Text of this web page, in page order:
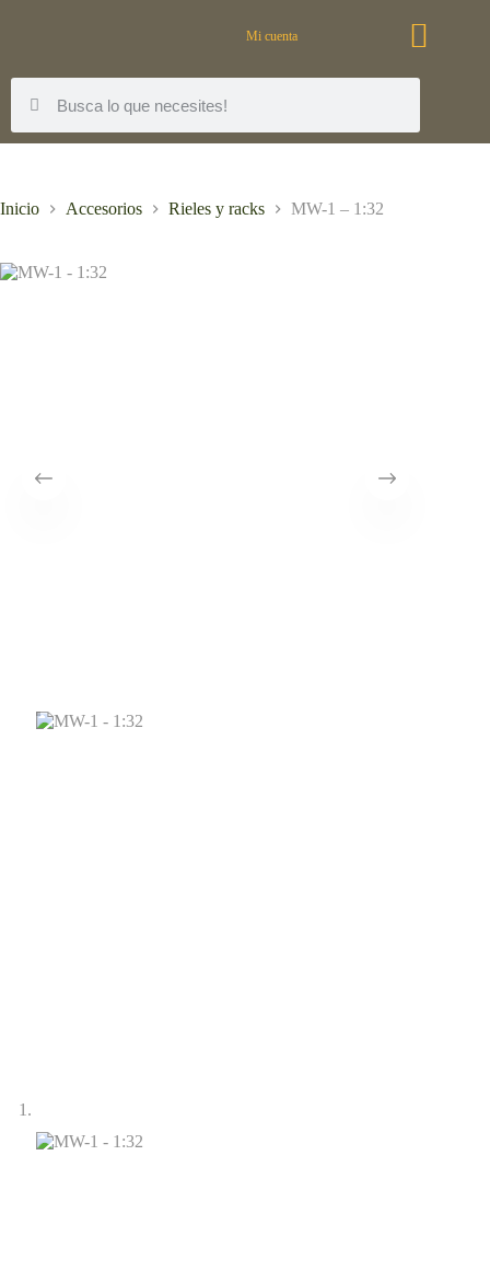
Mi cuenta
Inicio Accesorios Rieles y racks MW-1 – 1:32